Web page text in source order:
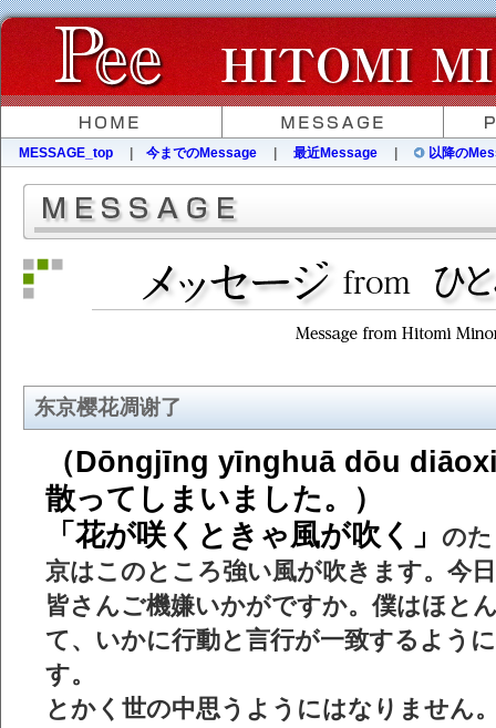
MESSAGE_top 今までのMessage 最近Message 以降の
东京樱花凋谢了
（Dōngjīng yīnghuā dōu
散ってしまいました。）
「花が咲くときゃ風が吹く」
の
京はこのところ強い風が吹きます。今
皆さんご機嫌いかがですか。僕はほと
て、いかに行動と言行が一致するよう
す。
とかく世の中思うようにはなりません